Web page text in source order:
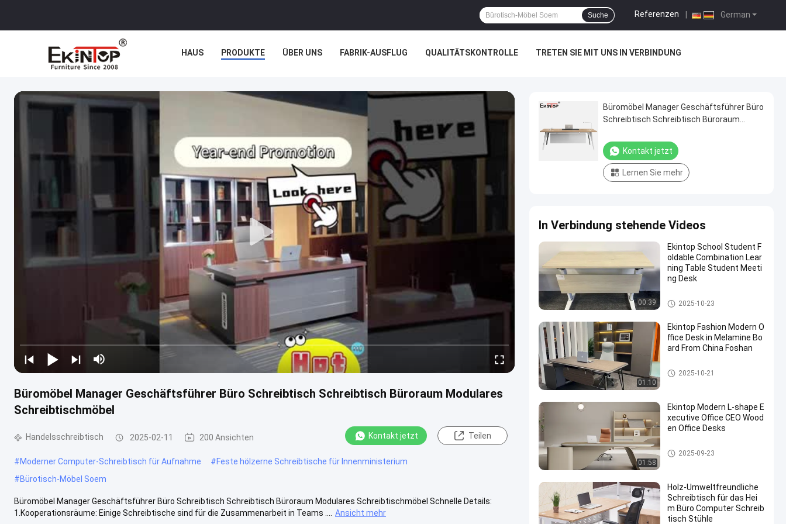
German
Referenzen
Suche
HAUS PRODUKTE ÜBER UNS FABRIK-AUSFLUG QUALITÄTSKONTROLLE TRETEN SIE MIT UNS IN VERBINDUNG
Büromöbel Manager Geschäftsführer Büro Schreibtisch Schreibtisch Büroraum Modulares
Schreibtischmöbel
Handelsschreibtisch 2025-02-11 200 Ansichten Kontakt jetzt Teilen
#Moderner Computer-Schreibtisch für Aufnahme #Feste hölzerne Schreibtische für Innenministerium
#Bürotisch-Möbel Soem
Büromöbel Manager Geschäftsführer Büro Schreibtisch Schreibtisch Büroraum Modulares Schreibtischmöbel Schnelle Details:
1.Kooperationsräume: Einige Schreibtische sind für die Zusammenarbeit in Teams ....
Ansicht mehr
Büromöbel Manager Geschäftsführer Büro
Schreibtisch Schreibtisch Büroraum
Kontakt jetzt
Lernen Sie mehr
In Verbindung stehende Videos
00:39
Ekintop School Student F
oldable Combination Lear
ning Table Student Meeti
ng Desk
Handelsschreibtisch
2025-10-23
01:10
Ekintop Fashion Modern O
ffice Desk in Melamine Bo
ard From China Foshan
Handelsschreibtisch
2025-10-21
01:58
Ekintop Modern L-shape E
xecutive Office CEO Wood
en Office Desks
Handelsschreibtisch
2025-09-23
Holz-Umweltfreundliche
Schreibtisch für das Hei
m Büro Computer Schreib
tisch Stühle